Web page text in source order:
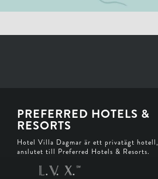
PREFERRED HOTELS &
RESORTS
Hotel Villa Dagmar är ett privatägt hotell,
anslutet till Preferred Hotels & Resorts.